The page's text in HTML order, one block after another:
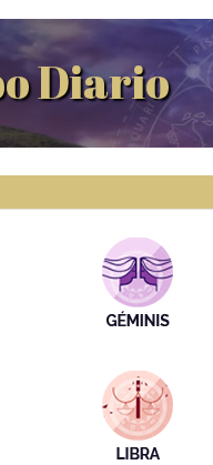
Diario